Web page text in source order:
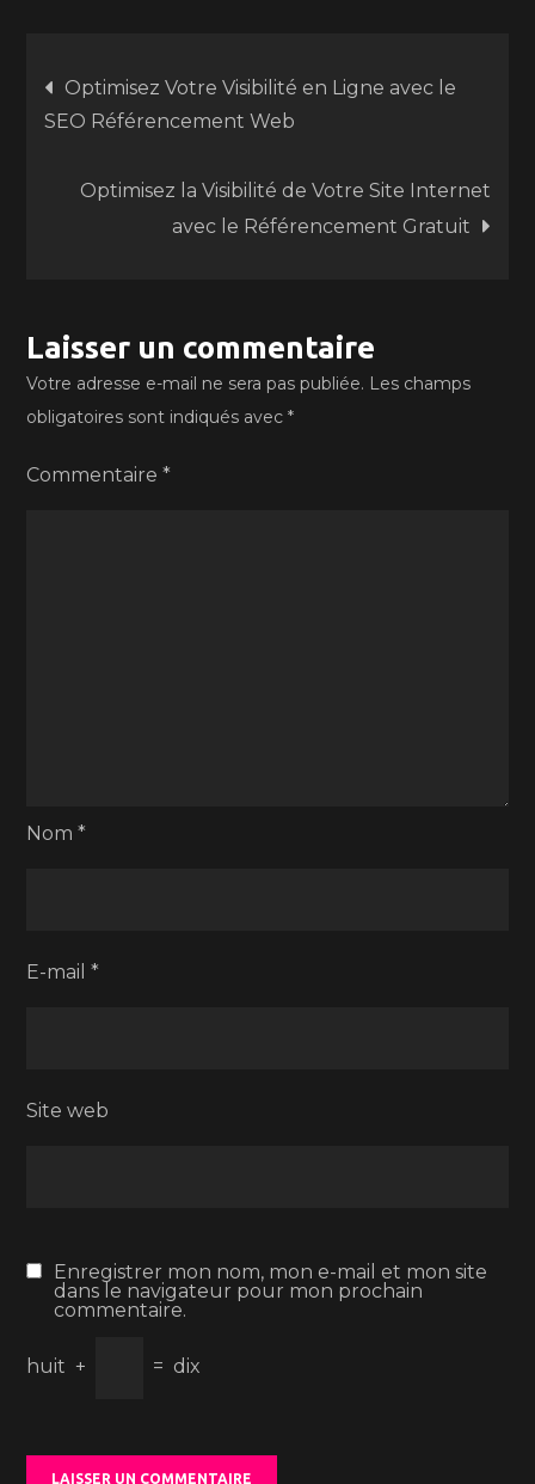
Navigation
de
l’article
Optimisez Votre Visibilité en Ligne avec le
SEO Référencement Web
Optimisez la Visibilité de Votre Site Internet
avec le Référencement Gratuit
Laisser un commentaire
Votre adresse e-mail ne sera pas publiée. Les champs
obligatoires sont indiqués avec*
Commentaire*
Nom*
E-mail*
Site web
Enregistrer mon nom, mon e-mail et mon site
dans le navigateur pour mon prochain
commentaire.
huit + = dix